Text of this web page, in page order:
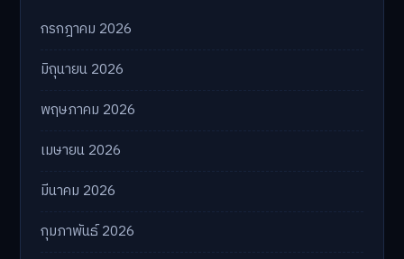
กรกฎาคม 2026
มิถุนายน 2026
พฤษภาคม 2026
เมษายน 2026
มีนาคม 2026
กุมภาพันธ์ 2026